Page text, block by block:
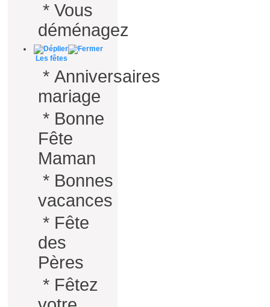
* Vous
déménagez
Les fêtes
* Anniversaires
mariage
* Bonne
Fête
Maman
* Bonnes
vacances
* Fête
des
Pères
* Fêtez